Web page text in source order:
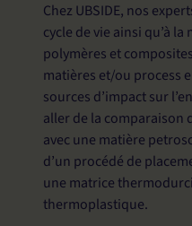
Chez UBSIDE, nos
cycle de vie ainsi qu’à
polymères et
matières et/ou process
sources d’impact sur
aller de la comparaison
avec une matière
d’un procédé de
une matrice
thermoplastique.